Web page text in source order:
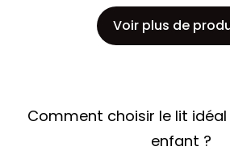
Voir plus de
Comment choisir le lit
enfant ?